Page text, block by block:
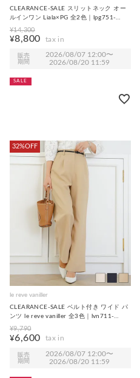
CLEARANCE-SALE スリットネック オー
ルインワン Liala×PG 全2色｜lpg751-
2203【1】
¥14,300
¥8,800
販売
期間
2026/08/07 12:00〜
2026/08/20 11:59
SALE
32%OFF
le reve vaniller
CLEARANCE-SALE ベルト付き ワイド パ
ンツ le reve vaniller 全3色｜lvn711-
2192【1】
¥9,790
¥6,600
販売
期間
2026/08/07 12:00〜
2026/08/20 11:59